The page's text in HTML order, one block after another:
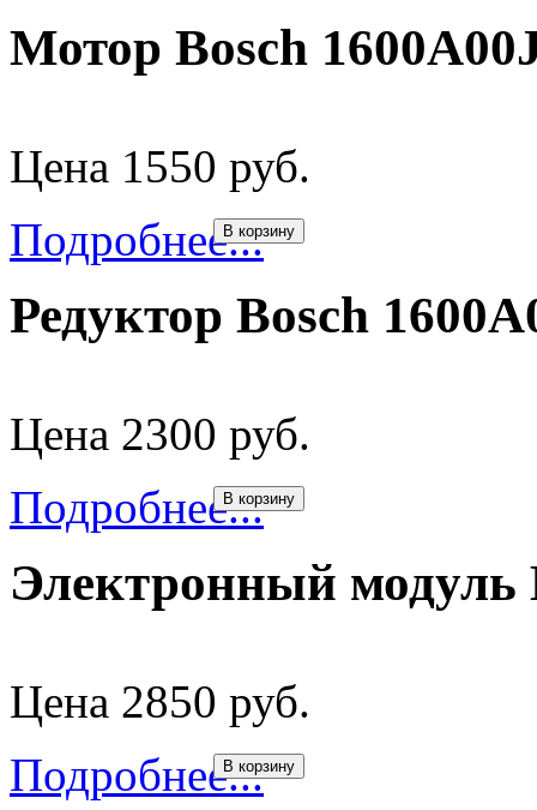
Мотор Bosch
Цена 1550 руб.
Подробнее...
В корзину
Редуктор Bosch
Цена 2300 руб.
Подробнее...
В корзину
Электронный модуль
Цена 2850 руб.
Подробнее...
В корзину